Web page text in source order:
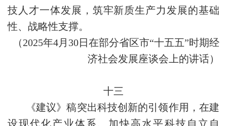
技人才一体发展，筑牢新质生产力发展的基础
性、战略性支撑。
（2025年4月30日在部分省区市“十五五”时期经
济社会发展座谈会上的讲话）
十三
《建议》稿突出科技创新的引领作用，在建
设现代化产业体系、加快高水平科技自立自